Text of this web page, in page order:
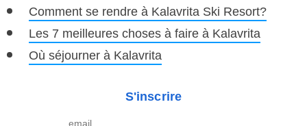
Comment se rendre à Kalavrita Ski Resort?
Les 7 meilleures choses à faire à Kalavrita
Où séjourner à Kalavrita
S'inscrire